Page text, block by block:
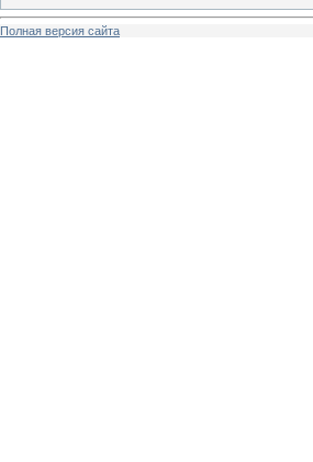
Полная версия сайта